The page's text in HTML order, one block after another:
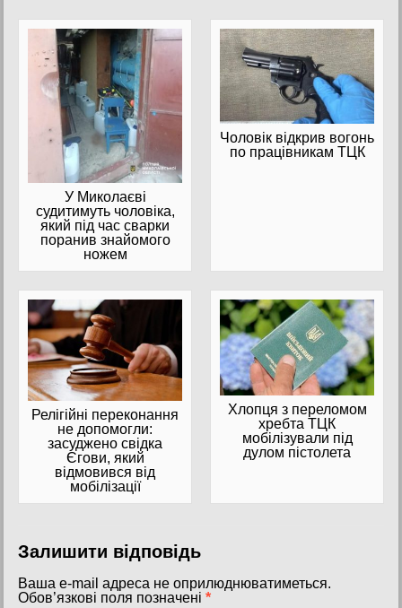
У Миколаєві
судитимуть чоловіка,
який під час сварки
поранив знайомого
ножем
Чоловік відкрив вогонь
по працівникам ТЦК
Релігійні переконання
не допомогли:
засуджено свідка
Єгови, який
відмовився від
мобілізації
Хлопця з переломом
хребта ТЦК
мобілізували під
дулом пістолета
Залишити відповідь
Ваша e-mail адреса не оприлюднюватиметься.
Обов’язкові поля позначені *